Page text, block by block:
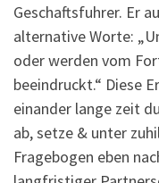
Geschaftsfuhrer. Er
alternative Worte:
oder werden vom
beeindruckt.“ Diese
einander lange zeit
ab, setze & unter
Fragebogen eben